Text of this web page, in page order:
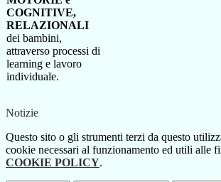
COGNITIVE,
RELAZIONALI
dei bambini,
attraverso processi di
learning e lavoro
individuale.
Notizie
Questo sito o gli strumenti terzi da questo
cookie necessari al funzionamento ed utili alle
COOKIE POLICY.